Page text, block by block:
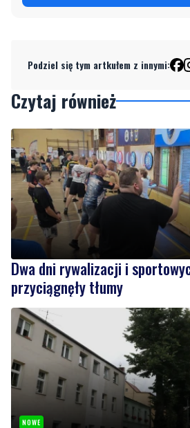
Podziel się tym artkułem z innymi:
Czytaj również
Dwa dni rywalizacji i
przyciągnęły tłumy
NOWE